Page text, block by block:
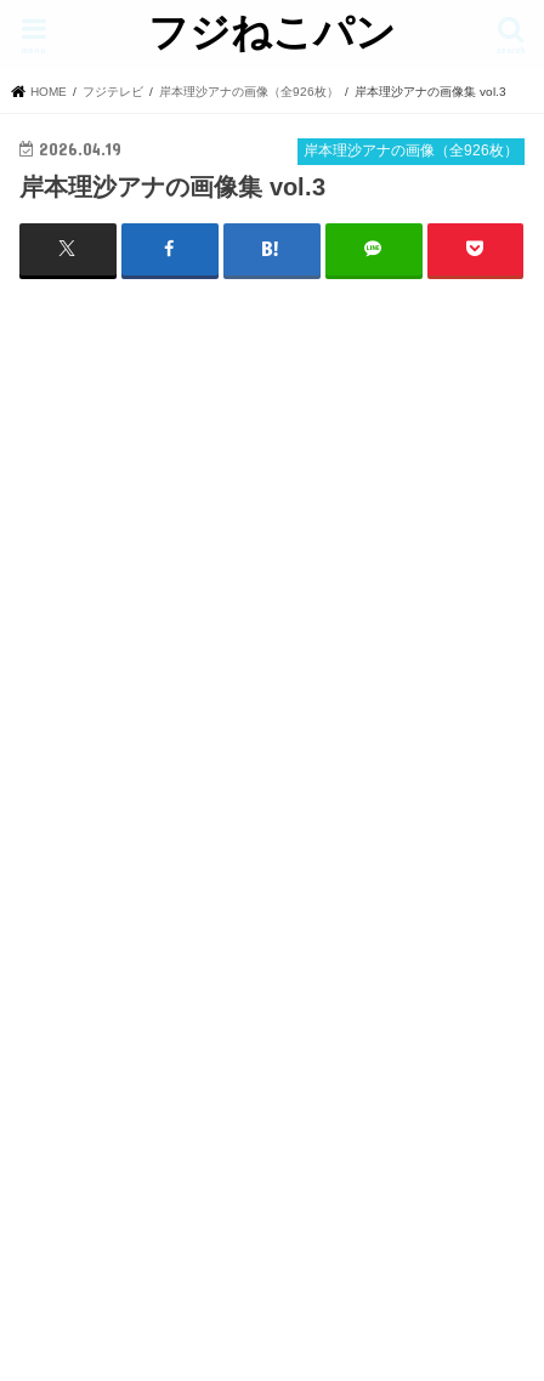
フジねこパン
HOME フジテレビ 岸本理沙アナの画像（全926枚） 岸本理沙アナの画像集 vol.3
岸本理沙アナの画像（全926枚）
2026.04.19
岸本理沙アナの画像集 vol.3